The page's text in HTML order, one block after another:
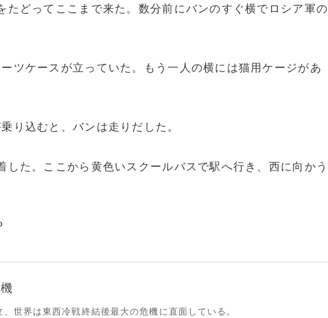
どってここまで来た。数分前にバンのすぐ横でロシア軍の
ツケースが立っていた。もう一人の横には猫用ケージがあ
り込むと、バンは走りだした。
た。ここから黄色いスクールバスで駅へ行き、西に向かう
世界は東西冷戦終結後最大の危機に直面している。